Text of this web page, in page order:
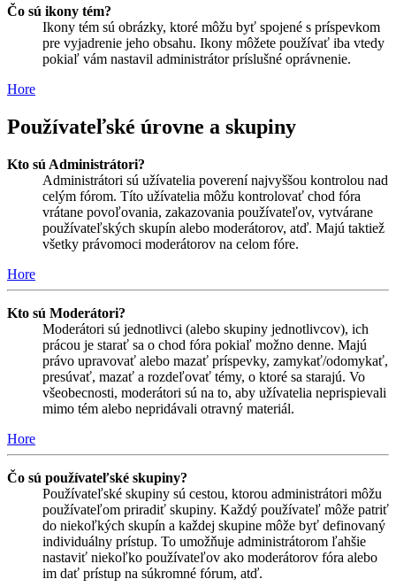
Čo sú ikony tém?
Ikony tém sú obrázky, ktoré môžu byť spojené s príspevkom
pre vyjadrenie jeho obsahu. Ikony môžete používať iba vtedy
pokiaľ vám nastavil administrátor príslušné oprávnenie.
Hore
Používateľské úrovne a skupiny
Kto sú Administrátori?
Administrátori sú užívatelia poverení najvyššou kontrolou nad
celým fórom. Títo užívatelia môžu kontrolovať chod fóra
vrátane povoľovania, zakazovania používateľov, vytvárane
používateľských skupín alebo moderátorov, atď. Majú taktiež
všetky právomoci moderátorov na celom fóre.
Hore
Kto sú Moderátori?
Moderátori sú jednotlivci (alebo skupiny jednotlivcov), ich
prácou je starať sa o chod fóra pokiaľ možno denne. Majú
právo upravovať alebo mazať príspevky, zamykať/odomykať,
presúvať, mazať a rozdeľovať témy, o ktoré sa starajú. Vo
všeobecnosti, moderátori sú na to, aby užívatelia neprispievali
mimo tém alebo nepridávali otravný materiál.
Hore
Čo sú používateľské skupiny?
Používateľské skupiny sú cestou, ktorou administrátori môžu
používateľom priradiť skupiny. Každý používateľ môže patriť
do niekoľkých skupín a každej skupine môže byť definovaný
individuálny prístup. To umožňuje administrátorom ľahšie
nastaviť niekoľko používateľov ako moderátorov fóra alebo
im dať prístup na súkromné fórum, atď.